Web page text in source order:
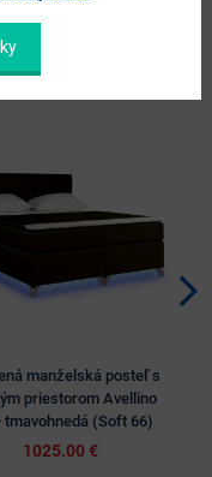
manželská posteľ s
priestorom Avellino
tmavohnedá (Soft 66)
1025.00 €